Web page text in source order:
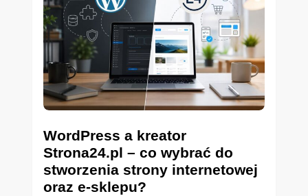
WordPress a kreator
Strona24.pl – co wybrać do
stworzenia strony internetowej
oraz e-sklepu?